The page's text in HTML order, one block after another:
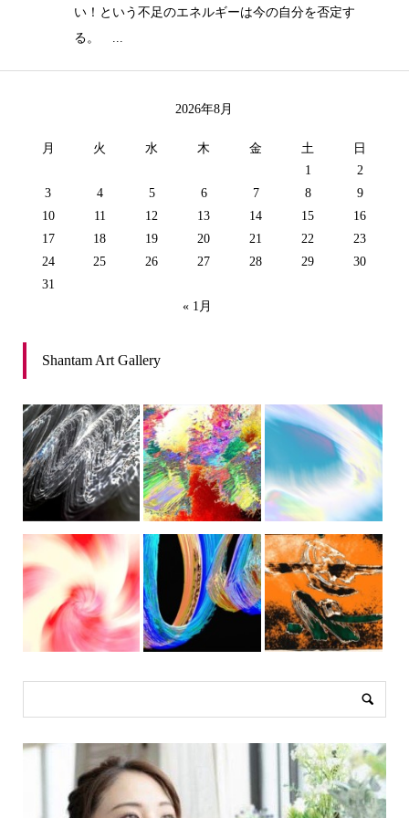
い！という不足のエネルギーは今の自分を否定す
る。 ...
2026年8月
月 火 水 木 金 土
日
1
2
3
4 5 6 7 8
9
10
11 12 13 14 15
16
17
18 19 20 21 22
23
24
25 26 27 28 29
30
31
« 1月
Shantam Art Gallery